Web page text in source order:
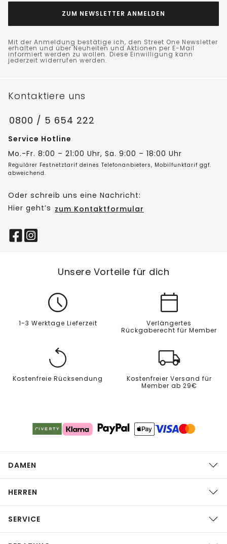
ZUM NEWSLETTER ANMELDEN
Mit der Anmeldung bestätige ich, den Street One Newsletter
erhalten und über Neuheiten und Aktionen per E-Mail
informiert werden zu wollen. Diese Einwilligung kann
jederzeit widerrufen werden.
Kontaktiere uns
0800 / 5 654 222
Service Hotline
Mo.-Fr. 8:00 – 21:00 Uhr, Sa. 9:00 – 18:00 Uhr
Regulärer Festnetztarif deines Telefonanbieters, Mobilfunktarif ggf.
abweichend.
Oder schreib uns eine Nachricht:
Hier geht’s zum Kontaktformular
Unsere Vorteile für dich
1-3 Werktage Lieferzeit
Verlängertes
Rückgaberecht für Member
Kostenfreie Rücksendung
Kostenfreier Versand für
Member ab 29€
DAMEN
HERREN
SERVICE